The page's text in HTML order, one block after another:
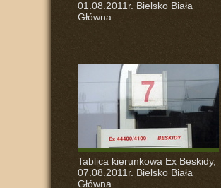
01.08.2011r. Bielsko Biała
Główna.
Tablica kierunkowa Ex Beskidy,
07.08.2011r. Bielsko Biała
Główna.